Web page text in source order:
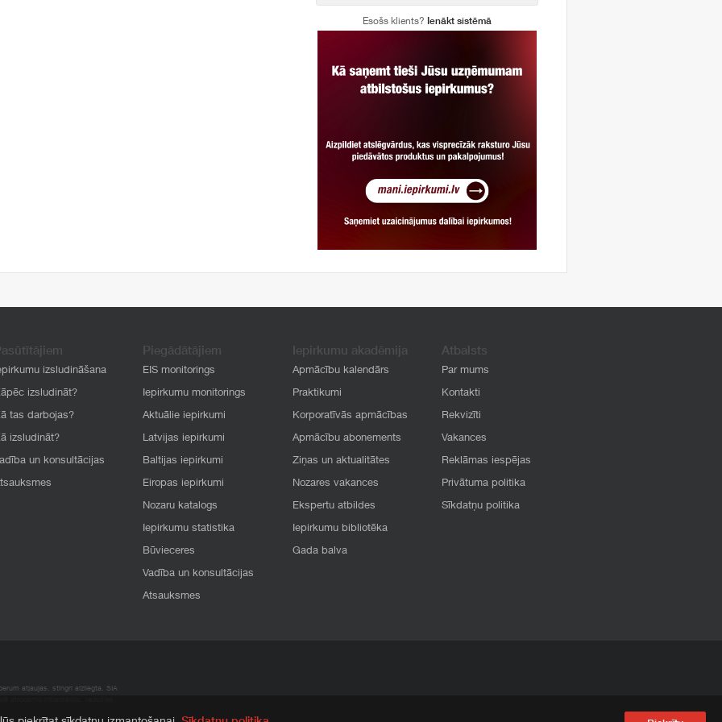
Esošs klients? Ienākt sistēmā
izsludināšana
izsludināt?
tas darbojas?
izsludināt?
un konsultācijas
Piegādātājiem
EIS monitorings
Iepirkumu monitorings
Aktuālie iepirkumi
Latvijas iepirkumi
Baltijas iepirkumi
Eiropas iepirkumi
Nozaru katalogs
Iepirkumu statistika
Būvieceres
Vadība un konsultācijas
Atsauksmes
Iepirkumu akadēmija
Apmācību kalendārs
Praktikumi
Korporatīvās apmācības
Apmācību abonements
Ziņas un aktualitātes
Nozares vakances
Ekspertu atbildes
Iepirkumu bibliotēka
Gada balva
Atbalsts
Par mums
Kontakti
Rekvizīti
Vakances
Reklāmas iespējas
Privātuma politika
Sīkdatņu politika
atļaujas, stingri aizliegta. SIA